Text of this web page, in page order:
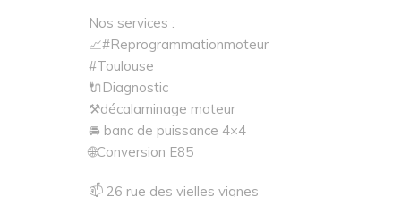
Nos services :
📈#Reprogrammationmoteur
#Toulouse
🔌Diagnostic
⚒décalaminage moteur
🚘 banc de puissance 4×4
🌐Conversion E85
📫 26 rue des vielles vignes